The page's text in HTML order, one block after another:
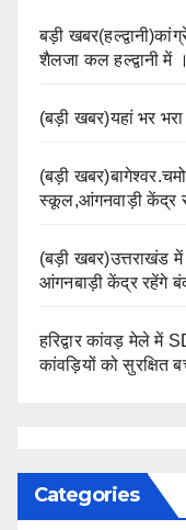
बड़ी
शैलजा कल हल्द्वानी में
(बड़ी खबर)यहां भर
(बड़ी
स्कूल,आंगनवाड़ी केंद्र
(बड़ी खबर)उत्तराखंड में
आंगनबाड़ी केंद्र रहेंगे
हरिद्वार कांवड़ मेले में
कांवड़ियों को सुरक्षित
Categories